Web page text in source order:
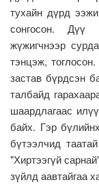
тухайн дүрд
сонгосон. Дүү
жүжигчнээр
тэнцэж,
застав бүрдсэн
талбайд
шаардлагаас
байх. Гэр
бүтээлчид
"Хиртээгүй
зүйлд аавтайгаа